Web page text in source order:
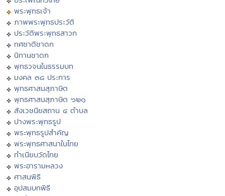
พระพุทธเจ้า
ภาพพระพุทธประวัติ
ประวัติพระพุทธสาวก
ทศชาติชาดก
นิทานชาดก
พุทธวจนในธรรมบท
มงคล ๓๘ ประการ
พุทธศาสนสุภาษิต
พุทธศาสนสุภาษิต ๖๒๑
สังเวชนียสถาน ๔ ตำบล
ปางพระพุทธรูป
พระพุทธรูปสำคัญ
พระพุทธศาสนาในไทย
ทำเนียบวัดไทย
พระอารามหลวง
ศาสนพิธี
อุปสมบทพิธี